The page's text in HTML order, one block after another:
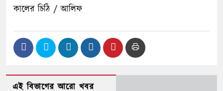
কালের চিঠি / আলিফ
এই বিভাগের আরো খবর